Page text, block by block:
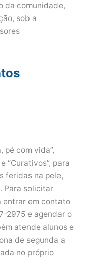
da comunidade,
sob a
pé com vida”,
“Curativos”, para
feridas na pele,
Para solicitar
entrar em contato
2975 e agendar o
atende alunos e
de segunda a
no próprio